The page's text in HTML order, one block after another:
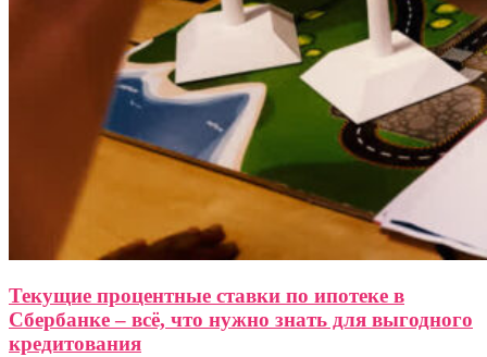
Текущие процентные ставки по ипотеке в
Сбербанке – всё, что нужно знать для выгодного
кредитования